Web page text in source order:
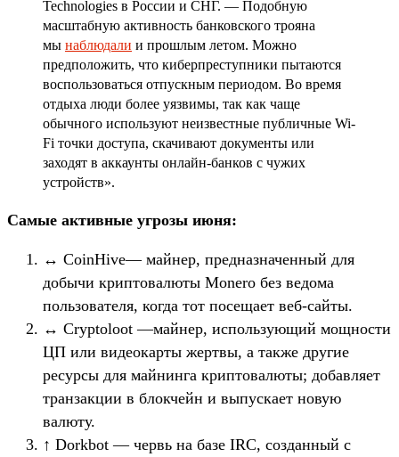
Technologies в России и СНГ. — Подобную
масштабную активность банковского трояна
мы наблюдали и прошлым летом. Можно
предположить, что киберпреступники пытаются
воспользоваться отпускным периодом. Во время
отдыха люди более уязвимы, так как чаще
обычного используют неизвестные публичные Wi-
Fi точки доступа, скачивают документы или
заходят в аккаунты онлайн-банков с чужих
устройств».
Самые активные угрозы июня:
↔ CoinHive— майнер, предназначенный для
добычи криптовалюты Monero без ведома
пользователя, когда тот посещает веб-сайты.
↔ Cryptoloot —майнер, использующий мощности
ЦП или видеокарты жертвы, а также другие
ресурсы для майнинга криптовалюты; добавляет
транзакции в блокчейн и выпускает новую
валюту.
↑ Dorkbot — червь на базе IRC, cозданный с